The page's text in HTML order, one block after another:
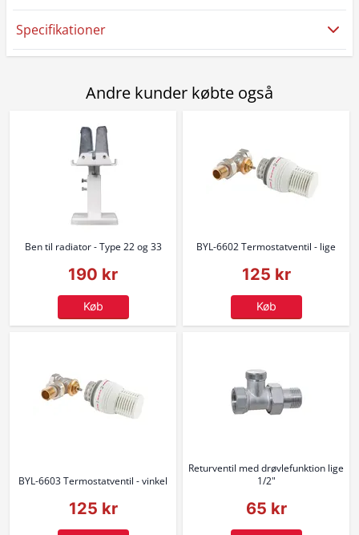
Specifikationer
Andre kunder købte også
Ben til radiator - Type 22 og 33
190 kr
Køb
BYL-6602 Termostatventil - lige
125 kr
Køb
BYL-6603 Termostatventil - vinkel
125 kr
Returventil med drøvlefunktion lige
1/2"
65 kr